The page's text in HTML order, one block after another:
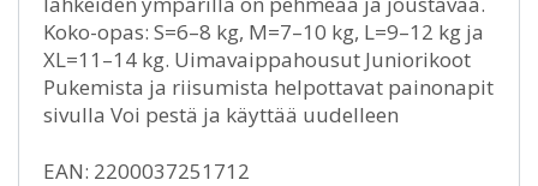
Koko-opas: S=6–8 kg, M=7–10 kg, L=9–12 kg ja
XL=11–14 kg. Uimavaippahousut Juniorikoot
Pukemista ja riisumista helpottavat painonapit
sivulla Voi pestä ja käyttää uudelleen
EAN: 2200037251712